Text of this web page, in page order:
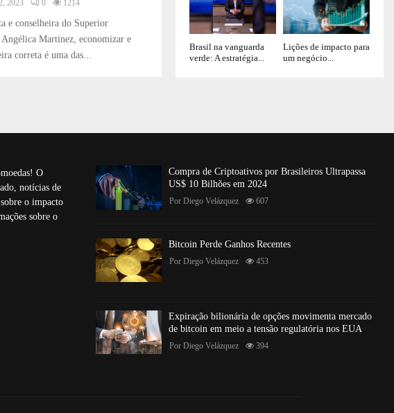
2023 0 1214
e conselheira do Superior
Martinez, economizar e
correta é uma das...
Brasil na vanguarda
verde: A estratégia...
Lições de impacto para
um negócio...
O
notícias de
o impacto
sobre o
Compra de Criptoativos por Brasileiros Ultrapassa
US$ 10 Bilhões em 2024
PorDiego Velázquez 607
Bitcoin Perde Ganhos Recentes
PorDiego Velázquez 453
Expiração bilionária de opções movimenta mercado
de bitcoin em meio a tensão regulatória nos EUA
PorDiego Velázquez 394